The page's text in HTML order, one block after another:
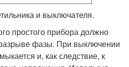
и выключателя.
простого прибора должно
фазы. При выключении
и, как следствие, к